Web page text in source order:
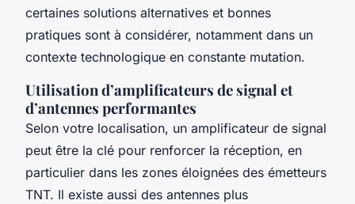
certaines solutions alternatives et bonnes
pratiques sont à considérer, notamment dans un
contexte technologique en constante mutation.
Utilisation d’amplificateurs de signal et
d’antennes performantes
Selon votre localisation, un amplificateur de signal
peut être la clé pour renforcer la réception, en
particulier dans les zones éloignées des émetteurs
TNT. Il existe aussi des antennes plus